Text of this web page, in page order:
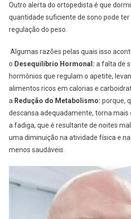
Outro alerta do ortopedista é que
quantidade suficiente de sono pode
regulação do peso.
Algumas razões pelas quais isso
o Desequilíbrio Hormonal: a falta de
hormônios que regulam o apetite,
alimentos ricos em calorias e
a Redução do Metabolismo: porque,
descansa adequadamente, torna mais
a fadiga, que é resultante de noites
uma diminuição na atividade física e
menos saudáveis.